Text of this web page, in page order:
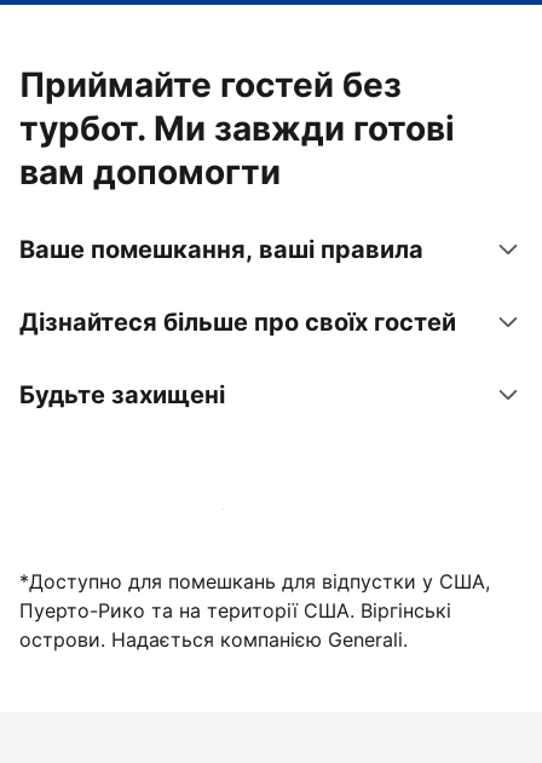
Приймайте гостей без
турбот. Ми завжди готові
вам допомогти
Ваше помешкання, ваші правила
Дізнайтеся більше про своїх гостей
Будьте захищені
Зареєструвати помешкання вже зараз
*Доступно для помешкань для відпустки у США,
Пуерто-Рико та на території США. Віргінські
острови. Надається компанією Generali.